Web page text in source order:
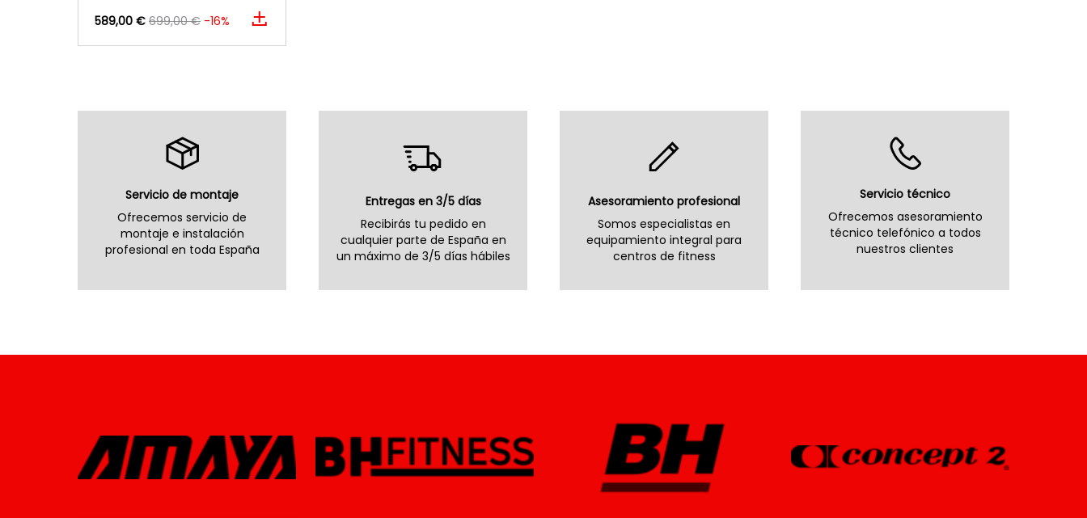
589,00 € 699,00 € -16%
Servicio de montaje
Ofrecemos servicio de
montaje e instalación
profesional en toda España
Entregas en 3/5 días
Recibirás tu pedido en
cualquier parte de España en
un máximo de 3/5 días hábiles
Asesoramiento profesional
Somos especialistas en
equipamiento integral para
centros de fitness
Servicio técnico
Ofrecemos asesoramiento
técnico telefónico a todos
nuestros clientes